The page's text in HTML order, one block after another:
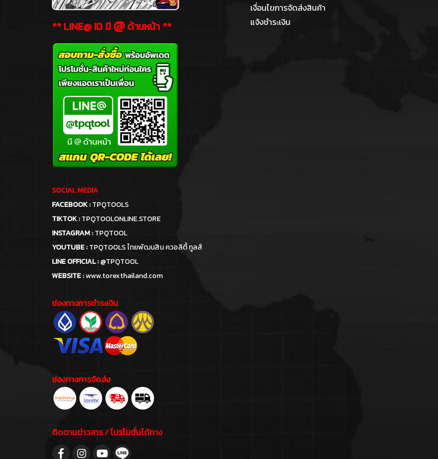
** LINE@ ID มี @ด้านหน้า **
SOCIAL MEDIA
FACEBOOK :TPQTOOLS
TIKTOK :TPQTOOLONLINE.STORE
INSTAGRAM :TPQTOOL
YOUTUBE :TPQTOOLS ไทยพัฒนสิน ควอลิตี้ ทูลส์
LINE OFFICIAL :@TPQTOOL
WEBSITE :www.torexthailand.com
ช่องทางการชำระเงิน
ช่องทางการจัดส่ง
ติดตามข่าวสาร / โปรโมชั่นได้ทาง
เงื่อนไขการจัดส่งสินค้า
แจ้งชำระเงิน